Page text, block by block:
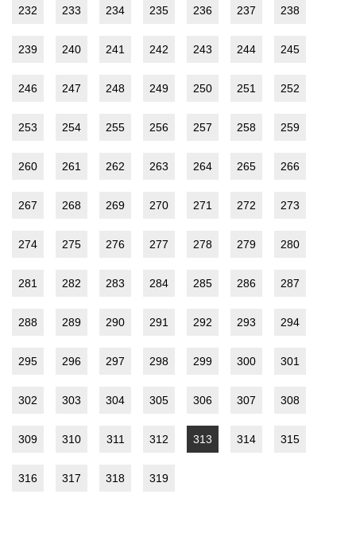
232 233 234 235 236 237 238
239 240 241 242 243 244 245
246 247 248 249 250 251 252
253 254 255 256 257 258 259
260 261 262 263 264 265 266
267 268 269 270 271 272 273
274 275 276 277 278 279 280
281 282 283 284 285 286 287
288 289 290 291 292 293 294
295 296 297 298 299 300 301
302 303 304 305 306 307 308
309 310 311 312 313 314 315
316 317 318 319